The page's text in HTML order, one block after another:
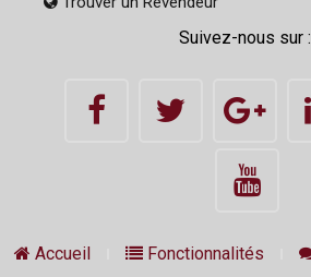
Suivez-nous sur :
Accueil Fonctionnalités